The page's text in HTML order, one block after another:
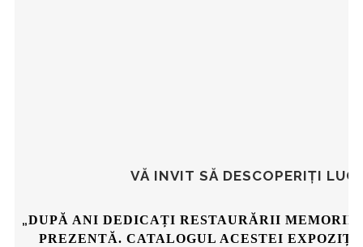
VĂ INVIT SĂ DESCOPERIȚI
„DUPĂ ANI DEDICAȚI RESTAURĂRII
PREZENTĂ. CATALOGUL ACESTEI